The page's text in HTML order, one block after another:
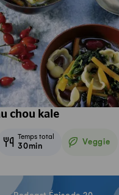
chou kale
Temps total
30min Veggie
Veggie
Écouter le